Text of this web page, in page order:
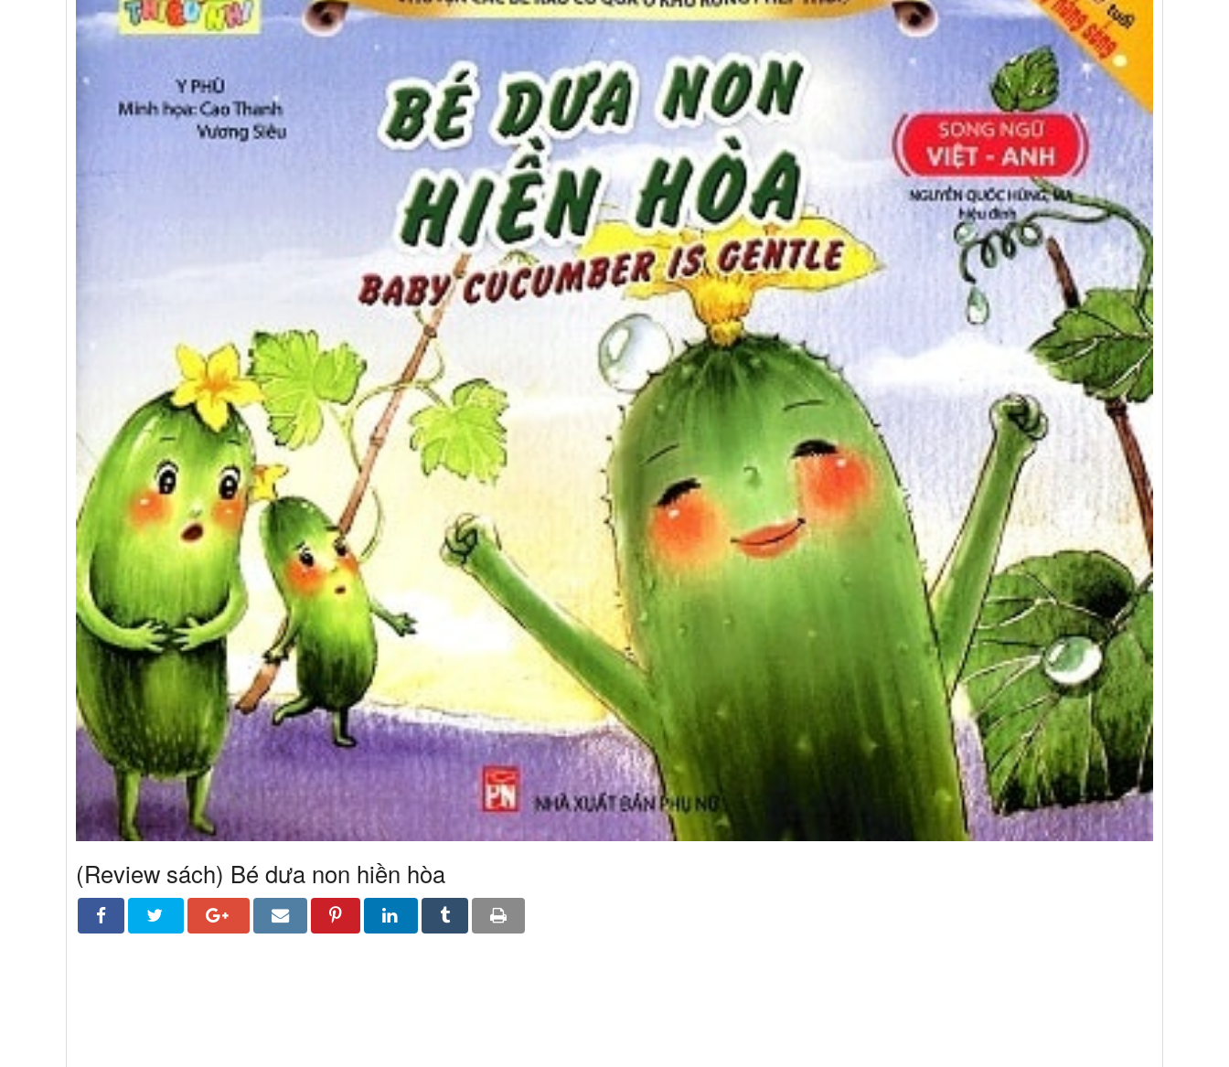
Bài mới Dạy trẻ cách học bằng cả 2 bán cầu não như thế nào?
Vai trò của giấc ngủ với sự phát triển của não bộ
Bài mới 3 tổn thương não bộ phổ biến ở trẻ
6 phản xạ không điều kiện ở trẻ sơ sinh
(Review sách) Bé dưa non hiền hòa